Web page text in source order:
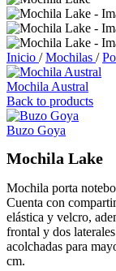
Inicio / Mochilas /
Mochila Austral
Back to products
Buzo Goya
Mochila Lake
Mochila porta
Cuenta con
elástica y velcro,
frontal y dos
acolchadas para
cm.